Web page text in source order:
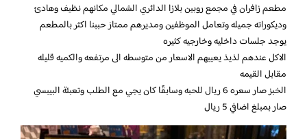
مطعم زافران في مجمع روبين بلازا الدائري الشمالي مكانهم نظيف وهادئ
وديكوراته جميله وتعامل الموظفين ومديرهم ممتاز حببنا اكثر بالمطعم
يوجد جلسات داخليه وخارجيه كثيره
الاكل عندهم لذيذ يعيبهم الاسعار من متوسطه الى مرتفعه والكميه قليله
مقابل القيمه
الخبز صار سعره 6 ريال للحبه وسابقًا كان يجي مع الطلب وتعبئة البيبسي
صار بمبلغ اضافي 5 ريال